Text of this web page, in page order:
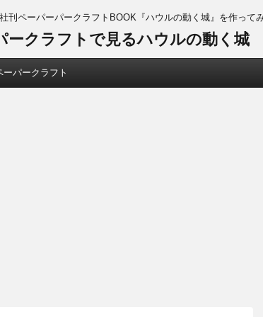
刊ペーパーパークラフトBOOK『ハウルの動く城』を作って
ークラフトで見るハウルの動く城
ーパークラフト